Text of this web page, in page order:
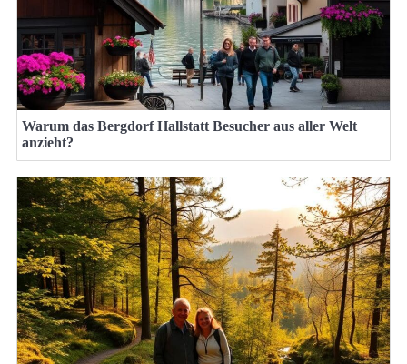
Warum das Bergdorf Hallstatt Besucher aus aller Welt
anzieht?